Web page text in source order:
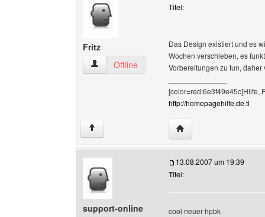
Fritz
Fritz Benutzer-Profile anzeigen
Offline
Titel:
Das Design existiert und es
Wochen verschieben, es
Vorbereitungen zu tun,
[color=red:6e3f49e45c]Hilfe,
http://homepagehilfe.de.tl
↑ Website dieses
support-online
13.08.2007 um 19:39
Titel:
cool neuer hpbk